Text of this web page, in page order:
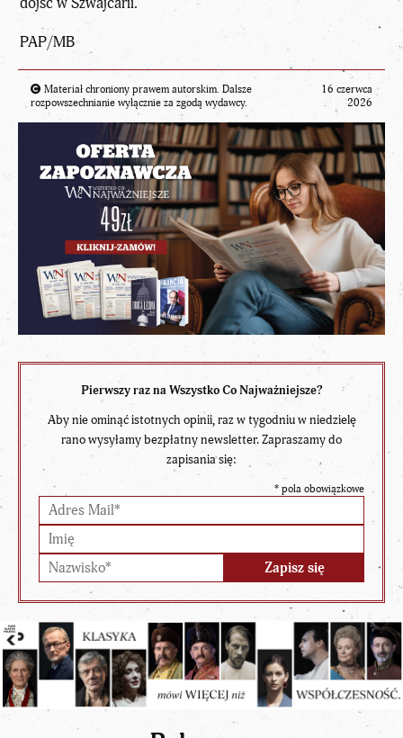
PAP/MB
Materiał chroniony prawem autorskim. Dalsze
rozpowszechnianie wyłącznie za zgodą wydawcy.
16 czerwca
2026
Pierwszy raz na Wszystko Co Najważniejsze?
Aby nie ominąć istotnych opinii, raz w tygodniu w niedzielę
rano wysyłamy bezpłatny newsletter. Zapraszamy do
zapisania się:
* pola obowiązkowe